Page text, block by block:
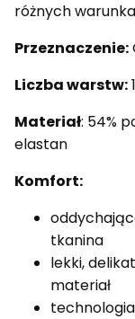
różnych
Przeznaczenie:
Liczba warstw:1
Materiał: 54%
elastan
Komfort:
tkanina
lekki,
materiał